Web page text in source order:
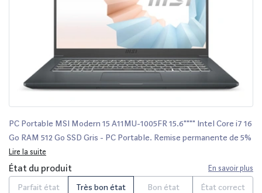
PC Portable MSI Modern 15 A11MU-1005FR 15.6"""" Intel Core i7 16
Go RAM 512 Go SSD Gris - PC Portable. Remise permanente de 5%
pour les adhérents. Commandez vos produits high-tech au meilleur
prix en ligne et retirez-les en magasin.
Lire la suite
État du produit En savoir plus
Parfait état Très bon état Bon état État correct